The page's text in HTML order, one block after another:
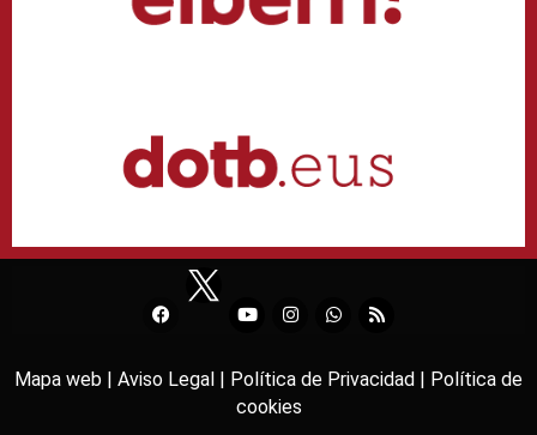
Mapa web | Aviso Legal | Política de Privacidad | Política de
cookies